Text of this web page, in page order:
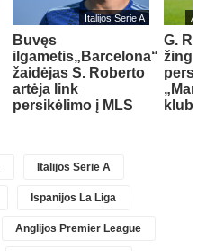
Italijos Serie A
Buvęs
ilgametis„Barcelona“
žaidėjas S. Roberto
artėja link
persikėlimo į MLS
G.
klubą
Italijos Serie A
Ispanijos La Liga
Anglijos Premier League